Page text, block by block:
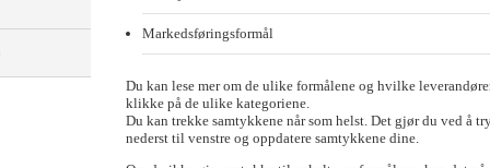
mai. På landsbasis gikk prisene opp med 1,5 prosent.
Oppgangen i mai i Oslo var helt i tråd med
Markedsføringsformål
Du kan lese mer om de ulike formålene og hvilke
klikke på de ulike kategoriene.
Du kan trekke samtykkene når som helst. Det gjør du ved å
nederst til venstre og oppdatere samtykkene dine.